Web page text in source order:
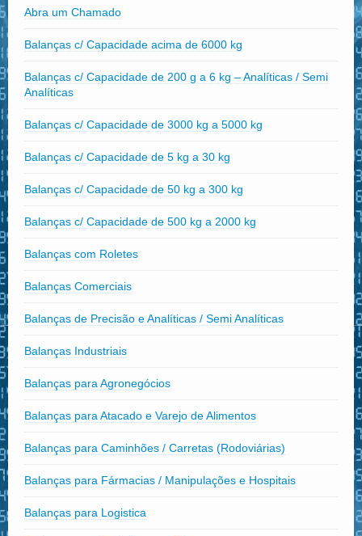
Abra um Chamado
Balanças c/ Capacidade acima de 6000 kg
Balanças c/ Capacidade de 200 g a 6 kg – Analíticas / Semi
Analíticas
Balanças c/ Capacidade de 3000 kg a 5000 kg
Balanças c/ Capacidade de 5 kg a 30 kg
Balanças c/ Capacidade de 50 kg a 300 kg
Balanças c/ Capacidade de 500 kg a 2000 kg
Balanças com Roletes
Balanças Comerciais
Balanças de Precisão e Analíticas / Semi Analíticas
Balanças Industriais
Balanças para Agronegócios
Balanças para Atacado e Varejo de Alimentos
Balanças para Caminhões / Carretas (Rodoviárias)
Balanças para Fármacias / Manipulações e Hospitais
Balanças para Logistica